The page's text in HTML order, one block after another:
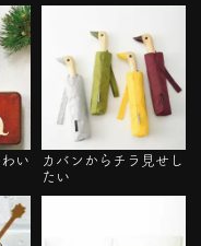
い
カバンからチラ見せし
たい